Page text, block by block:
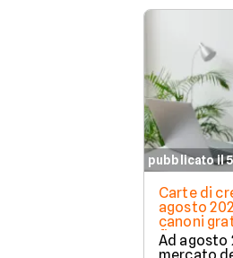
pubblicato il
Carte di
agosto
canoni
fino a
Ad agosto